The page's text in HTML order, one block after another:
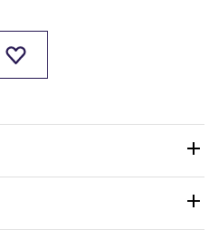
Чашка